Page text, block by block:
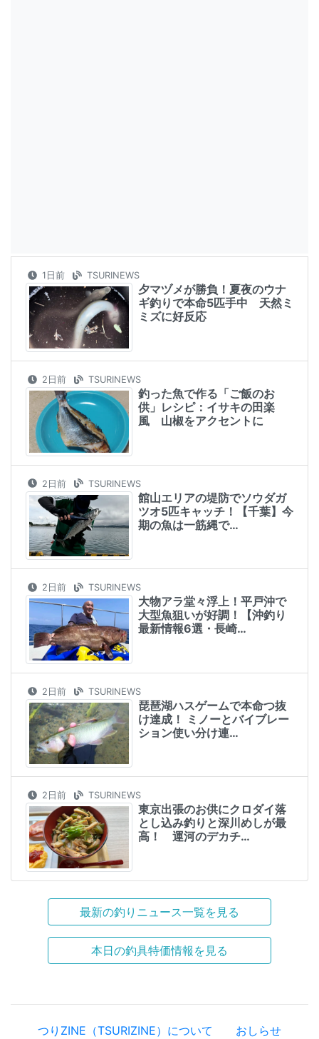
1日前 TSURINEWS
夕マヅメが勝負！夏夜のウナ
ギ釣りで本命5匹手中 天然ミ
ミズに好反応
2日前 TSURINEWS
釣った魚で作る「ご飯のお
供」レシピ：イサキの田楽
風 山椒をアクセントに
2日前 TSURINEWS
館山エリアの堤防でソウダガ
ツオ5匹キャッチ！【千葉】今
期の魚は一筋縄で…
2日前 TSURINEWS
大物アラ堂々浮上！平戸沖で
大型魚狙いが好調！【沖釣り
最新情報6選・長崎…
2日前 TSURINEWS
琵琶湖ハスゲームで本命つ抜
け達成！ ミノーとバイブレー
ション使い分け連…
2日前 TSURINEWS
東京出張のお供にクロダイ落
とし込み釣りと深川めしが最
高！ 運河のデカチ…
最新の釣りニュース一覧を見る
本日の釣具特価情報を見る
つりZINE（TSURIZINE）について おしらせ